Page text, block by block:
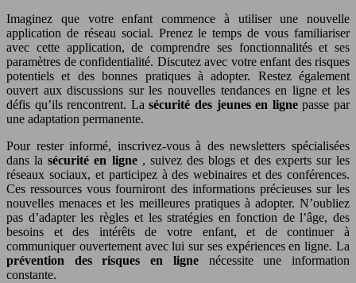
Imaginez que votre enfant commence à utiliser une nouvelle
application de réseau social. Prenez le temps de vous familiariser
avec cette application, de comprendre ses fonctionnalités et ses
paramètres de confidentialité. Discutez avec votre enfant des risques
potentiels et des bonnes pratiques à adopter. Restez également
ouvert aux discussions sur les nouvelles tendances en ligne et les
défis qu’ils rencontrent. Lasécurité des jeunes en lignepasse par
une adaptation permanente.
Pour rester informé, inscrivez-vous à des newsletters spécialisées
dans lasécurité en ligne , suivez des blogs et des experts sur les
réseaux sociaux, et participez à des webinaires et des conférences.
Ces ressources vous fourniront des informations précieuses sur les
nouvelles menaces et les meilleures pratiques à adopter. N’oubliez
pas d’adapter les règles et les stratégies en fonction de l’âge, des
besoins et des intérêts de votre enfant, et de continuer à
communiquer ouvertement avec lui sur ses expériences en ligne. La
prévention des risques en ligne nécessite une information
constante.